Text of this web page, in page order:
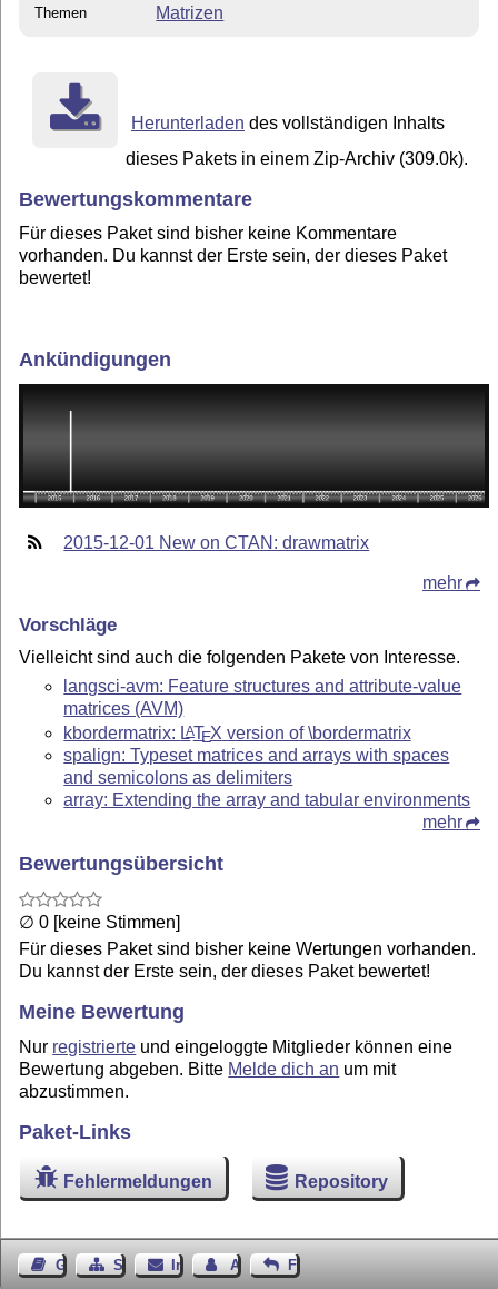
Themen Matrizen
Herunterladen des vollständigen Inhalts
dieses Pakets in einem Zip-Archiv (309.0k).
Bewertungskommentare
Für dieses Paket sind bisher keine Kommentare
vorhanden. Du kannst der Erste sein, der dieses Paket
bewertet!
Ankündigungen
2015-12-01 New on CTAN: drawmatrix
mehr
Vorschläge
Vielleicht sind auch die folgenden Pakete von Interesse.
langsci-avm: Feature structures and attribute-value
matrices (AVM)
kbordermatrix: LATEX version of \bordermatrix
spalign: Typeset matrices and arrays with spaces
and semicolons as delimiters
array: Extending the array and tabular environments
mehr
Bewertungsübersicht
∅ 0 [keine Stimmen]
Für dieses Paket sind bisher keine Wertungen vorhanden.
Du kannst der Erste sein, der dieses Paket bewertet!
Meine Bewertung
Nur registrierte und eingeloggte Mitglieder können eine
Bewertung abgeben. Bitte Melde dich an um mit
abzustimmen.
Paket-Links
Fehlermeldungen Repository
GästebuchSeiten-Struktur
ImpressumAutor kontaktieren
Feedback